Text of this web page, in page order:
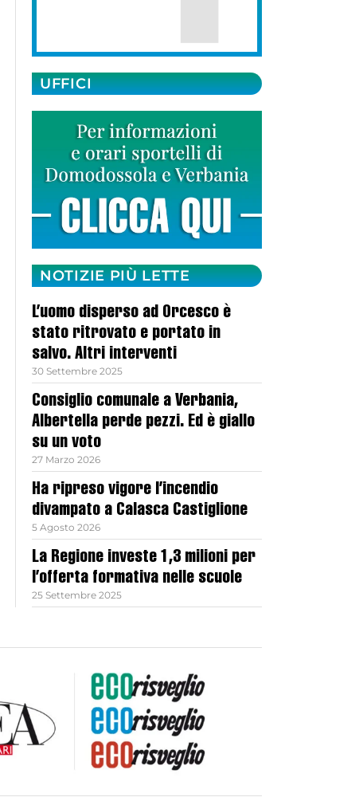
UFFICI
NOTIZIE PIÙ LETTE
L’uomo disperso ad Orcesco è
stato ritrovato e portato in
salvo. Altri interventi
30 Settembre 2025
Consiglio comunale a Verbania,
Albertella perde pezzi. Ed è giallo
su un voto
27 Marzo 2026
Ha ripreso vigore l’incendio
divampato a Calasca Castiglione
5 Agosto 2026
La Regione investe 1,3 milioni per
l’offerta formativa nelle scuole
25 Settembre 2025